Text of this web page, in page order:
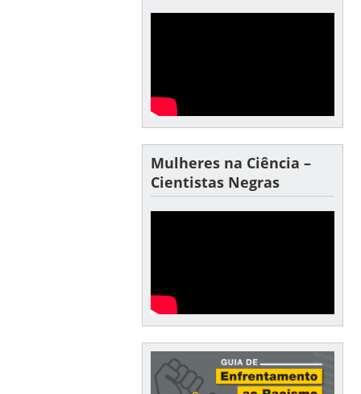
Mulheres na Ciência –
Cientistas Negras